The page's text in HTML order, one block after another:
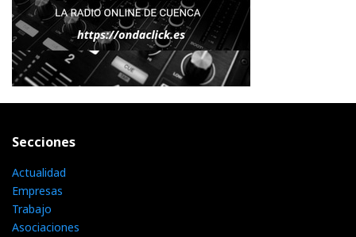
Secciones
Actualidad
Empresas
Trabajo
Asociaciones